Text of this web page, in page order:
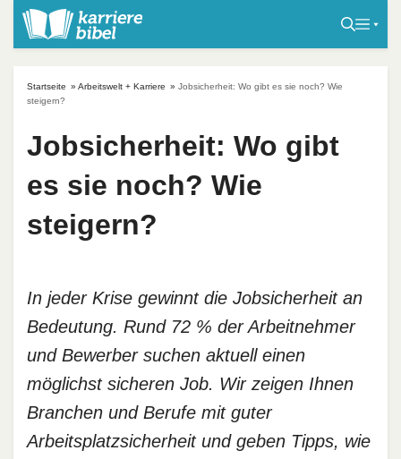
Startseite » Arbeitswelt + Karriere » Jobsicherheit: Wo gibt es sie noch? Wie
steigern?
Jobsicherheit: Wo gibt
es sie noch? Wie
steigern?
In jeder Krise gewinnt die Jobsicherheit an
Bedeutung. Rund 72 % der Arbeitnehmer
und Bewerber suchen aktuell einen
möglichst sicheren Job. Wir zeigen Ihnen
Branchen und Berufe mit guter
Arbeitsplatzsicherheit und geben Tipps, wie